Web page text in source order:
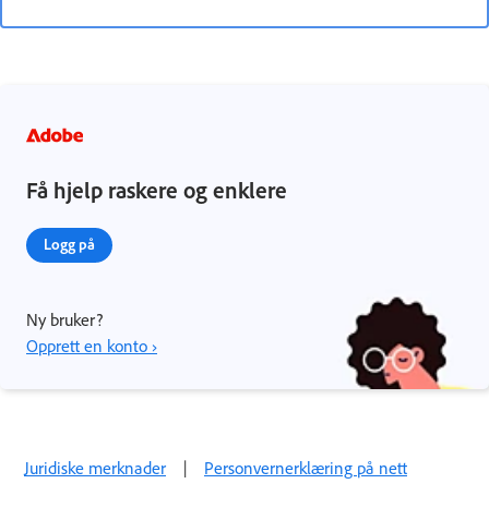
Få hjelp raskere og enklere
Logg på
Ny bruker?
Opprett en konto ›
Juridiske merknader | Personvernerklæring på nett